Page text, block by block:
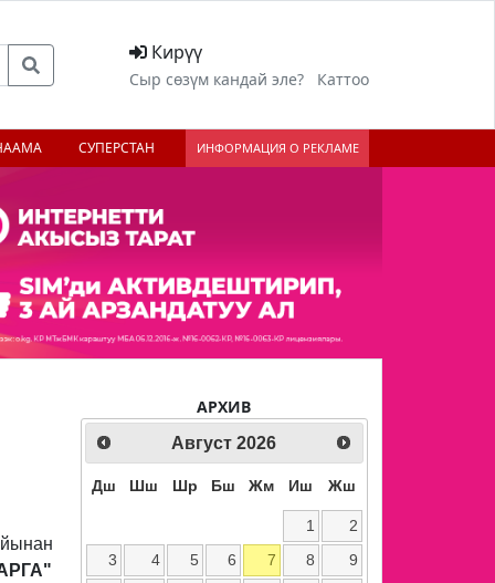
Кирүү
Сыр сөзүм кандай эле? Каттоо
СУПЕРСТАН ИНФОРМАЦИЯ О РЕКЛАМЕ
АРХИВ
Август 2026
Дш Шш Шр Бш Жм Иш Жш
1
2
3
4 5 6 7 8
9